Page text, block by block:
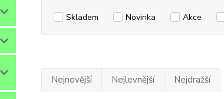
Skladem Novinka Akce
Nejnovější Nejlevnější Nejdražší